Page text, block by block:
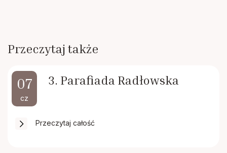
Przeczytaj także
07
cz
3. Parafiada Radłowska
Przeczytaj całość